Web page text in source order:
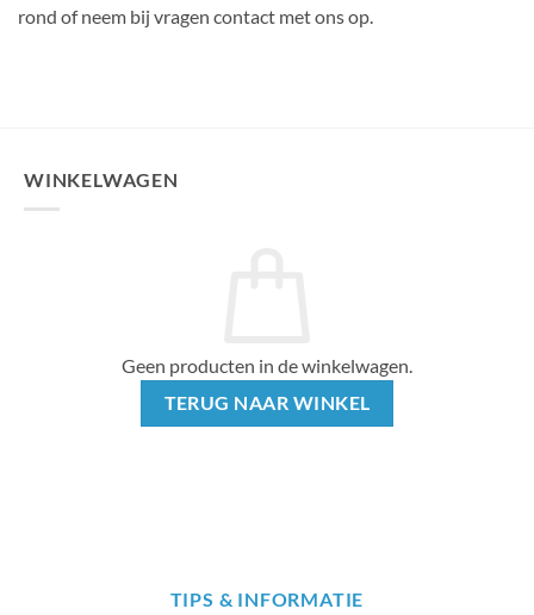
rond of neem bij vragen contact met ons op.
WINKELWAGEN
Geen producten in de winkelwagen.
TERUG NAAR WINKEL
TIPS & INFORMATIE